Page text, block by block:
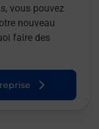
vous pouvez
nouveau
faire des